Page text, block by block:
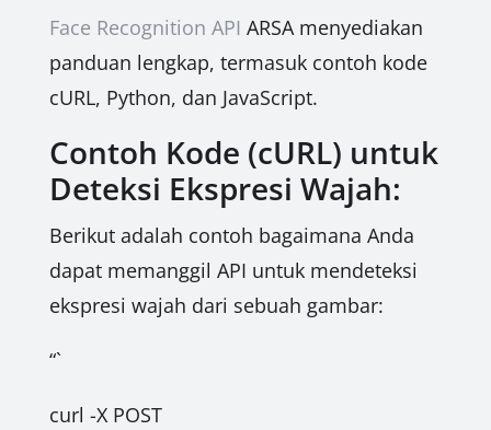
Face Recognition API ARSA menyediakan
panduan lengkap, termasuk contoh kode
cURL, Python, dan JavaScript.
Contoh Kode (cURL) untuk
Deteksi Ekspresi Wajah:
Berikut adalah contoh bagaimana Anda
dapat memanggil API untuk mendeteksi
ekspresi wajah dari sebuah gambar:
“`
curl -X POST